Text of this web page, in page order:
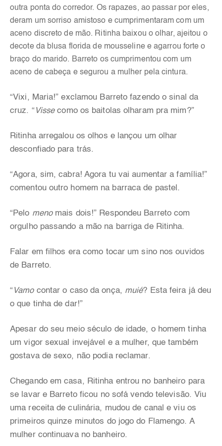
outra ponta do corredor. Os rapazes, ao passar por eles,
deram um sorriso amistoso e cumprimentaram com um
aceno discreto de mão. Ritinha baixou o olhar, ajeitou o
decote da blusa florida de mousseline e agarrou forte o
braço do marido. Barreto os cumprimentou com um
aceno de cabeça e segurou a mulher pela cintura.
“Vixi, Maria!” exclamou Barreto fazendo o sinal da
cruz. “Vissecomo os baitolas olharam pra mim?”
Ritinha arregalou os olhos e lançou um olhar
desconfiado para trás.
“Agora, sim, cabra! Agora tu vai aumentar a família!”
comentou outro homem na barraca de pastel.
“Pelo meno mais dois!” Respondeu Barreto com
orgulho passando a mão na barriga de Ritinha.
Falar em filhos era como tocar um sino nos ouvidos
de Barreto.
“Vamo contar o caso da onça, muié? Esta feira já deu
o que tinha de dar!”
Apesar do seu meio século de idade, o homem tinha
um vigor sexual invejável e a mulher, que também
gostava de sexo, não podia reclamar.
Chegando em casa, Ritinha entrou no banheiro para
se lavar e Barreto ficou no sofá vendo televisão. Viu
uma receita de culinária, mudou de canal e viu os
primeiros quinze minutos do jogo do Flamengo. A
mulher continuava no banheiro.